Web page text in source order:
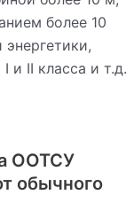
более 10
и II класса и т.д.
ООТСУ
обычного